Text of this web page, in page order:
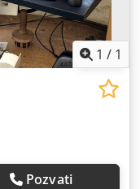
1 / 1
Pozvati